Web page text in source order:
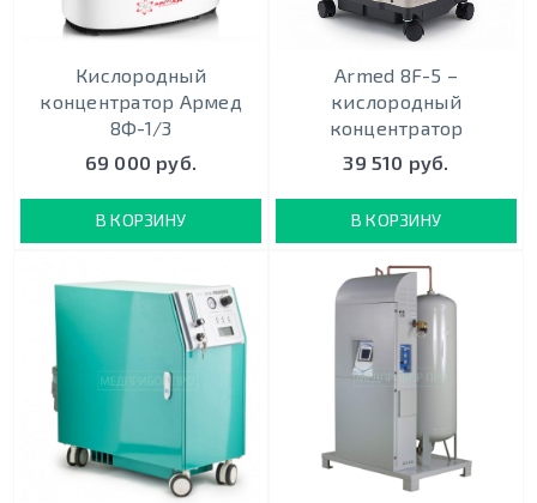
Кислородный
концентратор Армед
8Ф-1/3
69 000 руб.
В КОРЗИНУ
Armed 8F-5 –
кислородный
концентратор
39 510 руб.
В КОРЗИНУ